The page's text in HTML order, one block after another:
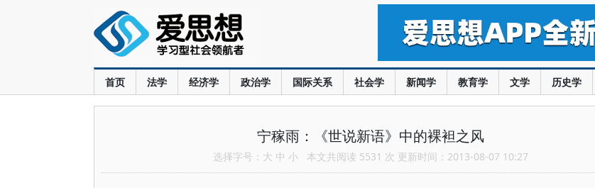
首页 法学 经济学 政治学 国际关系 社会学 新闻学 教育学 文学 历史学
宁稼雨：《世说新语》中的裸袒之风
选择字号： 大 中 小 本文共阅读 5531 次 更新时间：2013-08-07 10:27